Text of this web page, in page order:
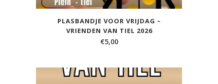
PLASBANDJE VOOR VRIJDAG –
VRIENDEN VAN TIEL 2026
€5,00